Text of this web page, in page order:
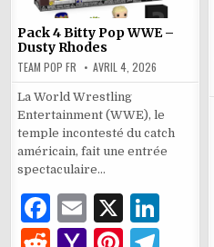
Pack 4 Bitty Pop WWE –
Dusty Rhodes
TEAM POP FR AVRIL 4, 2026
La World Wrestling
Entertainment (WWE), le
temple incontesté du catch
américain, fait une entrée
spectaculaire…
F
a
E
m
X